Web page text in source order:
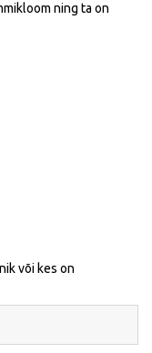
ning ta on
või kes on